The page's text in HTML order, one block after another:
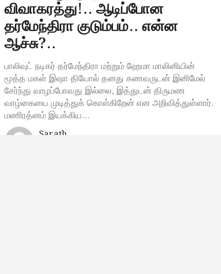
விவாகரத்து!.. ஆடிப்போன
தர்மேந்திரா குடும்பம்.. என்ன
ஆச்சு?..
பாலிவுட் நடிகர் தர்மேந்திரா மற்றும் ஹேமா மாலினியின்
மூத்த மகள் இஷா தியோல் தனது கணவருடன் இனிமேல்
சேர்ந்து வாழப்போவது இல்லை, இத்துடன் திருமண
வாழ்கையை முடித்துக் கொள்கிறேன் என அறிவித்துள்ளார்.
மணிரத்னம் இயக்கிய…
Sarath